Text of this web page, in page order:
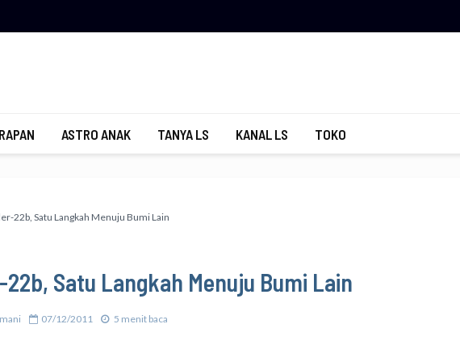
ASTRO ANAK TANYA LS KANAL LS TOKO
22b, Satu Langkah Menuju Bumi Lain
Satu Langkah Menuju Bumi Lain
07/12/2011 5 menit baca